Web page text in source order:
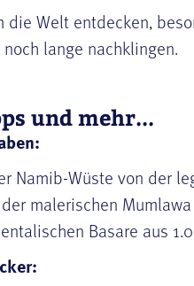
die Welt entdecken,
lange nachklingen.
und mehr...
Namib-Wüste von der
malerischen
Basare aus